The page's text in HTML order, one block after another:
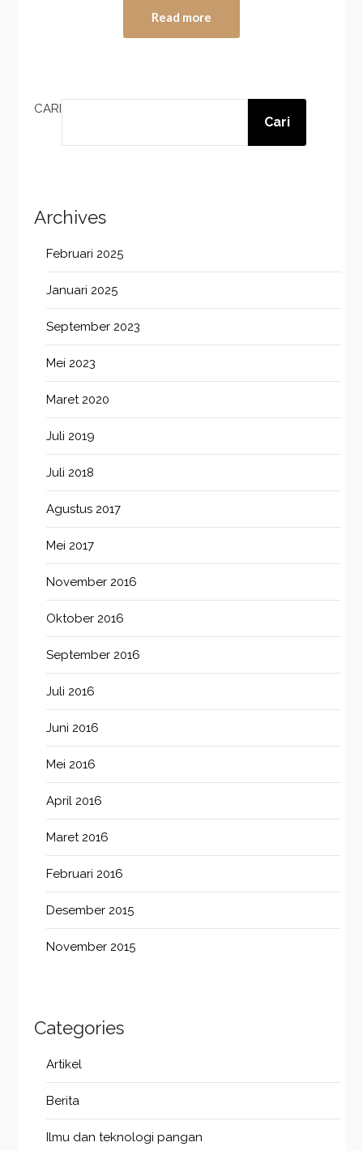
Read more
CARI
Cari
Archives
Februari 2025
Januari 2025
September 2023
Mei 2023
Maret 2020
Juli 2019
Juli 2018
Agustus 2017
Mei 2017
November 2016
Oktober 2016
September 2016
Juli 2016
Juni 2016
Mei 2016
April 2016
Maret 2016
Februari 2016
Desember 2015
November 2015
Categories
Artikel
Berita
Ilmu dan teknologi pangan